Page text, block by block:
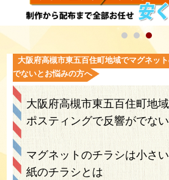
大阪府高槻市東五百住町地域でマグネッ
でないとお悩みの方へ
大阪府高槻市東五百住町地
ポスティングで反響がでな
マグネットのチラシは小さ
紙のチラシとは